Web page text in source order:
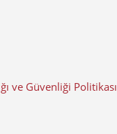
ve Güvenliği Politikası